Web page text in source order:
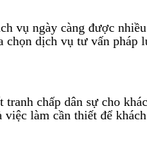
vụ ngày càng được
dịch vụ tư vấn
chấp dân sự cho
làm cần thiết để